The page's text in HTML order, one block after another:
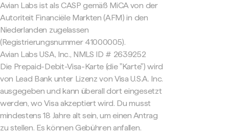
Avian Labs ist als CASP gemäß MiCA von der
Autoriteit Financiële Markten (AFM) in den
Niederlanden zugelassen
(Registrierungsnummer 41000005).
Avian Labs USA, Inc., NMLS ID # 2639252
Die Prepaid-Debit-Visa-Karte (die "Karte") wird
von Lead Bank unter Lizenz von Visa U.S.A. Inc.
ausgegeben und kann überall dort eingesetzt
werden, wo Visa akzeptiert wird. Du musst
mindestens 18 Jahre alt sein, um einen Antrag
zu stellen. Es können Gebühren anfallen.